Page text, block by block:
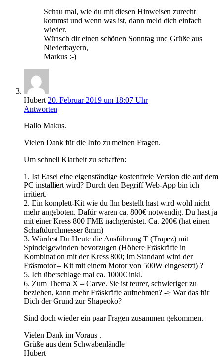
Schau mal, wie du mit diesen Hinweisen zurecht
kommst und wenn was ist, dann meld dich einfach
wieder.
Wünsch dir einen schönen Sonntag und Grüße aus
Niederbayern,
Markus :-)
Hubert 20. Februar 2019 um 18:07 Uhr
Antworten
Hallo Makus.
Vielen Dank für die Info zu meinen Fragen.
Um schnell Klarheit zu schaffen:
1. Ist Easel eine eigenständige kostenfreie Version die auf dem
PC installiert wird? Durch den Begriff Web-App bin ich
irritiert.
2. Ein komplett-Kit wie du Ihn bestellt hast wird wohl nicht
mehr angeboten. Dafür waren ca. 800€ notwendig. Du hast ja
mit einer Kress 800 FME nachgerüstet. Ca. 200€ (hat einen
Schaftdurchmesser 8mm)
3. Würdest Du Heute die Ausführung T (Trapez) mit
Spindelgewinden bevorzugen (Höhere Fräskräfte in
Kombination mit der Kress 800; Im Standard wird der
Fräsmotor – Kit mit einem Motor von 500W eingesetzt) ?
5. Ich überschlage mal ca. 1000€ inkl.
6. Zum Thema X – Carve. Sie ist teurer, schwieriger zu
beziehen, kann mehr Fräskräfte aufnehmen? -> War das für
Dich der Grund zur Shapeoko?
Sind doch wieder ein paar Fragen zusammen gekommen.
Vielen Dank im Voraus .
Grüße aus dem Schwabenländle
Hubert